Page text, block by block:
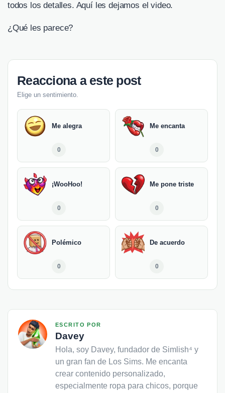
todos los detalles. Aquí les dejamos el video.
¿Qué les parece?
Reacciona a este post
Elige un sentimiento.
Me alegra
0
Me encanta
0
¡WooHoo!
0
Me pone triste
0
Polémico
0
De acuerdo
0
ESCRITO POR
Davey
Hola, soy Davey, fundador de Simlish⁴ y
un gran fan de Los Sims. Me encanta
crear contenido personalizado,
especialmente ropa para chicos, porque